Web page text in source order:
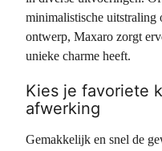
minimalistische uitstraling
ontwerp, Maxaro zorgt
unieke charme heeft.
Kies je favoriete
afwerking
Gemakkelijk en snel de